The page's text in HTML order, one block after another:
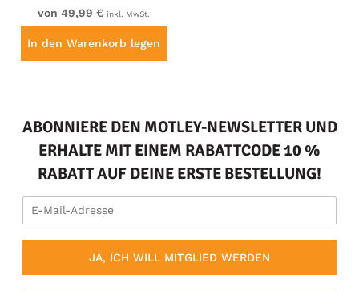
Dark Blue
von 49,99 € inkl. MwSt.
In den Warenkorb legen
ABONNIERE DEN MOTLEY-NEWSLETTER UND
ERHALTE MIT EINEM RABATTCODE 10 %
RABATT AUF DEINE ERSTE BESTELLUNG!
JA, ICH WILL MITGLIED WERDEN